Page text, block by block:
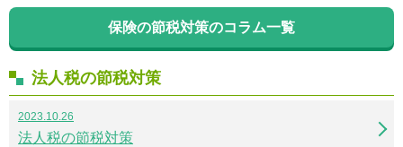
保険の節税対策のコラム一覧
法人税の節税対策
2023.10.26
法人税の節税対策